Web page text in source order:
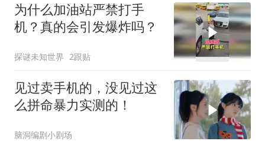
为什么加油站严禁打手
机？真的会引发爆炸吗？
探谜未知世界 2跟贴
见过卖手机的，没见过这
么拼命暴力实测的！
脑洞编剧小剧场